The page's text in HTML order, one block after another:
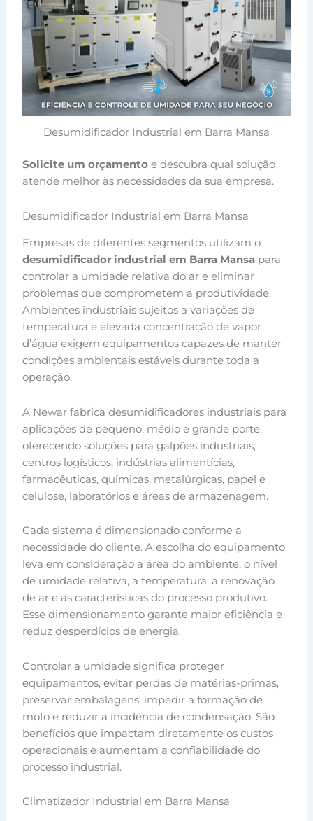
Desumidificador Industrial em Barra Mansa
Solicite um orçamento e descubra qual solução
atende melhor às necessidades da sua empresa.
Desumidificador Industrial em Barra Mansa
Empresas de diferentes segmentos utilizam o
desumidificador industrial em Barra Mansa para
controlar a umidade relativa do ar e eliminar
problemas que comprometem a produtividade.
Ambientes industriais sujeitos a variações de
temperatura e elevada concentração de vapor
d’água exigem equipamentos capazes de manter
condições ambientais estáveis durante toda a
operação.
A Newar fabrica desumidificadores industriais para
aplicações de pequeno, médio e grande porte,
oferecendo soluções para galpões industriais,
centros logísticos, indústrias alimentícias,
farmacêuticas, químicas, metalúrgicas, papel e
celulose, laboratórios e áreas de armazenagem.
Cada sistema é dimensionado conforme a
necessidade do cliente. A escolha do equipamento
leva em consideração a área do ambiente, o nível
de umidade relativa, a temperatura, a renovação
de ar e as características do processo produtivo.
Esse dimensionamento garante maior eficiência e
reduz desperdícios de energia.
Controlar a umidade significa proteger
equipamentos, evitar perdas de matérias-primas,
preservar embalagens, impedir a formação de
mofo e reduzir a incidência de condensação. São
benefícios que impactam diretamente os custos
operacionais e aumentam a confiabilidade do
processo industrial.
Climatizador Industrial em Barra Mansa